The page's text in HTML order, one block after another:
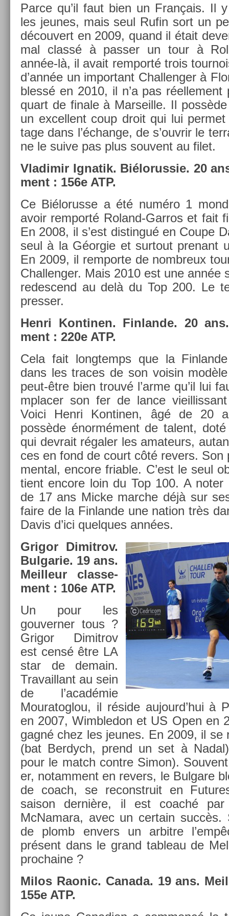
Parce qu’il faut bien un Français. Il
les jeunes, mais seul Rufin sort un
découvert en 2009, quand il était
mal classé à pass­er un tour à
année-là, il avait re­mporté trois
d’année un im­por­tant Chal­leng­er à
blessé en 2010, il n’a pas
quart de fin­ale à Mar­seil­le. Il
un ex­cel­lent coup droit qui lui
tage dans l’échan­ge, de s’ouv­rir le
ne le suive pas plus souvent au filet.
Vladimir Ig­natik. Bi­élorus­sie. 20
ment : 156e ATP.
Ce Bi­élorus­se a été numéro 1
avoir re­mporté Roland-Garros et fait
En 2008, il s’est dis­tin­gué en Coupe
seul à la Géorgie et sur­tout pre­nant
En 2009, il re­mpor­te de nombreux
Chal­leng­er. Mais 2010 est une année
re­des­cend au delà du Top 200. Le
pre­ss­er.
Henri Kon­tin­en. Fin­lan­de. 20
ment : 220e ATP.
Cela fait longtemps que la
dans les traces de son voisin
peut-être bien trouvé l’arme qu’il lui
mplac­er son fer de lance
Voici Henri Kon­tin­en, âgé de 20
possède énormément de talent, doté
qui de­vrait régaler les amateurs,
ces en fond de court côté re­v­ers. Son
ment­al, en­core fri­able. C’est le seul
tient en­core loin du Top 100. A
de 17 ans Micke marche déjà sur
faire de la Fin­lan­de une na­tion très
Davis d’ici quel­ques années.
Grigor Di­mit­rov.
Bul­garie. 19 ans.
Meil­leur clas­se­
ment : 106e ATP.
Un pour les
gouvern­er tous ?
Grigor Di­mit­rov
est censé être LA
star de de­main.
Travail­lant au sein
de l’académie
Mouratog­lou, il réside aujourd’hui à
en 2007, Wimbledon et US Open en
gagné chez les jeunes. En 2009, il se
(bat Be­rdych, prend un set à
pour le match con­tre Simon).
er, notam­ment en re­v­ers, le Bul­gare
de coach, se re­construit en
saison dernière, il est coaché par
McNamara, avec un cer­tain succès.
de plomb en­v­ers un ar­bitre
présent dans le grand tab­leau de
pro­chaine ?
Milos Raonic. Canada. 19 ans.
155e ATP.